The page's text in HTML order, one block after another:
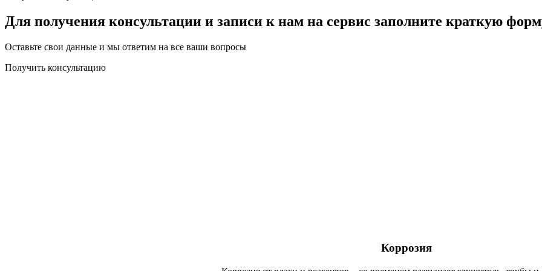
Для получения консультации и записи к нам на сервис заполните краткую
Оставьте свои данные и мы ответим на все ваши вопросы
Получить консультацию
Коррозия